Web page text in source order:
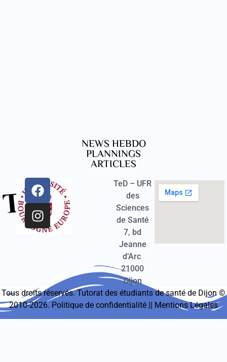
NEWS HEBDO
PLANNINGS
ARTICLES
TeD – UFR
des
Sciences
de Santé
7, bd
Jeanne
d’Arc
21000
Dijon
Tous droits réservés. Tutorat des étudiants de santé de Dijon ©
2010-2026. Politique de confidentialité || Mentions Légales